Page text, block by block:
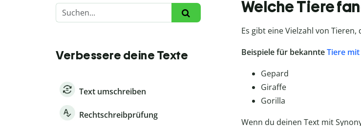
Verbessere deine Texte
Text umschreiben
Rechtschreibprüfung
Welche Tiere
Es gibt eine Vielzahl von Tieren,
Beispiele für bekannteTiere mit
Gepard
Giraffe
Gorilla
Wenn du deinen Text mit